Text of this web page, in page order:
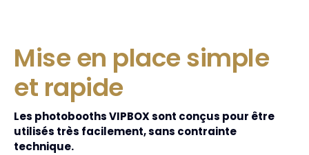
Mise en place simple
et rapide
Les photobooths VIPBOX sont conçus pour être
utilisés très facilement, sans contrainte
technique.